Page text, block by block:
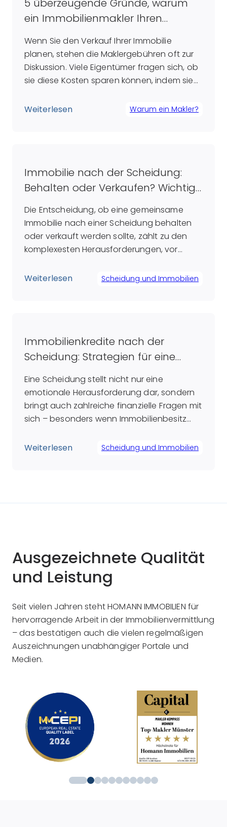
5 überzeugende Gründe, warum
ein Immobilienmakler Ihren
Wenn Sie den Verkauf Ihrer Immobilie
planen, stehen die Maklergebühren oft zur
Diskussion. Viele Eigentümer fragen sich, ob
sie diese Kosten sparen können, indem sie
Doch was zunächst wie eine Ersparnis
Weiterlesen Warum ein Makler?
Immobilie nach der Scheidung:
Behalten oder Verkaufen? Wichtige
Überlegungen für Ex-Partner
Die Entscheidung, ob eine gemeinsame
Immobilie nach einer Scheidung behalten
oder verkauft werden sollte, zählt zu den
komplexesten Herausforderungen, vor
einige Paare anstreben, ihr Zuhause zu
Verbindungen endgültig […]
Weiterlesen Scheidung und Immobilien
Immobilienkredite nach der
Scheidung: Strategien für eine
Eine Scheidung stellt nicht nur eine
emotionale Herausforderung dar, sondern
bringt auch zahlreiche finanzielle Fragen mit
sich – besonders wenn Immobilienbesitz
betroffen sind. Immobilienkredite sind in der
Weiterlesen Scheidung und Immobilien
Ausgezeichnete Qualität
und Leistung
Seit vielen Jahren steht HOMANN IMMOBILIEN für
hervorragende Arbeit in der Immobilienvermittlung
– das bestätigen auch die vielen regelmäßigen
Auszeichnungen unabhängiger Portale und
Medien.